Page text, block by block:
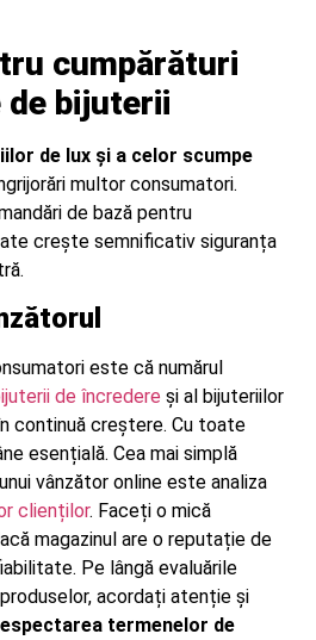
cumpărături
de bijuterii
de lux și a celor scumpe
multor consumatori.
de bază pentru
crește semnificativ siguranța
este că numărul
de încredere și al bijuteriilor
continuă creștere. Cu toate
esențială. Cea mai simplă
vânzător online este analiza
clienților. Faceți o mică
magazinul are o reputație de
Pe lângă evaluările
acordați atenție și
termenelor de